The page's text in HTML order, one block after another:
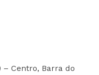
– Centro, Barra do